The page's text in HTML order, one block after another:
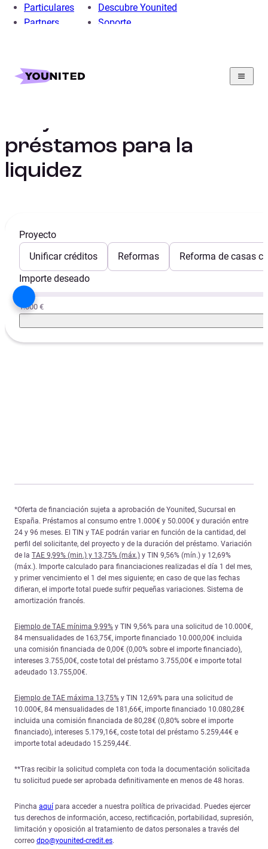
Particulares
Partners
Descubre Younited
Soporte
Home
Proyectos de préstamos para la liquidez
préstamos para la
liquidez
Proyecto
Unificar créditos
Reformas
Reforma de casas
Importe deseado
1.000 €
*Oferta de financiación sujeta a aprobación de Younited, Sucursal en
España. Préstamos al consumo entre 1.000€ y 50.000€ y duración entre
24 y 96 meses. El TIN y TAE podrán variar en función de la cantidad, del
perfil del solicitante, del proyecto y de la duración del préstamo. Variación
de la TAE 9,99% (min.) y 13,75% (máx.) y TIN 9,56% (mín.) y 12,69%
(máx.). Importe calculado para financiaciones realizadas el día 1 del mes,
y primer vencimiento el 1 del mes siguiente; en caso de que las fechas
difieran, el importe total puede sufrir pequeñas variaciones. Sistema de
amortización francés.
Ejemplo de TAE mínima 9,99% y TIN 9,56% para una solicitud de 10.000€,
84 mensualidades de 163,75€, importe financiado 10.000,00€ incluida
una comisión financiada de 0,00€ (0,00% sobre el importe financiado),
intereses 3.755,00€, coste total del préstamo 3.755,00€ e importe total
adeudado 13.755,00€.
Ejemplo de TAE máxima 13,75% y TIN 12,69% para una solicitud de
10.000€, 84 mensualidades de 181,66€, importe financiado 10.080,28€
incluida una comisión financiada de 80,28€ (0,80% sobre el importe
financiado), intereses 5.179,16€, coste total del préstamo 5.259,44€ e
importe total adeudado 15.259,44€.
**Tras recibir la solicitud completa con toda la documentación solicitada
tu solicitud puede ser aprobada definitivamente en menos de 48 horas.
Pincha aquí para acceder a nuestra política de privacidad. Puedes ejercer
tus derechos de información, acceso, rectificación, portabilidad, supresión,
limitación y oposición al tratamiento de datos personales a través del
correo dpo@younited-credit.es.